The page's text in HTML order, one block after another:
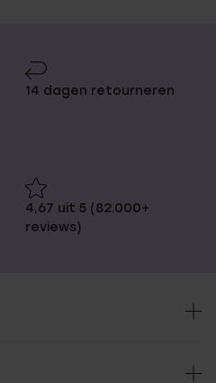
14 dagen retourneren
4,67 uit 5 (82.000+
reviews)